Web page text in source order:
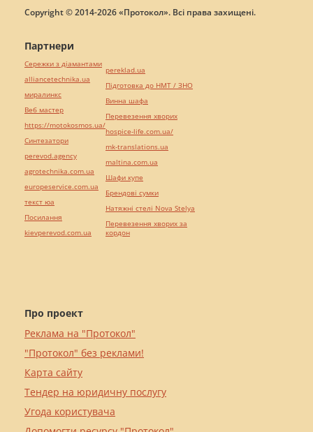
Copyright © 2014-2026 «Протокол». Всі права захищені.
Про проект
Реклама на "Протокол"
"Протокол" без реклами!
Карта сайту
Тендер на юридичну послугу
Угода користувача
Партнери
Сережки з діамантами
alliancetechnika.ua
миралинкс
Веб мастер
https://motokosmos.ua/
Синтезатори
perevod.agency
agrotechnika.com.ua
europeservice.com.ua
текст юа
Посилання
kievperevod.com.ua
pereklad.ua
Підготовка до НМТ / ЗНО
Винна шафа
Перевезення хворих
hospice-life.com.ua/
mk-translations.ua
maltina.com.ua
Шафи купе
Брендові сумки
Натяжні стелі Nova Stelya
Перевезення хворих за
кордон